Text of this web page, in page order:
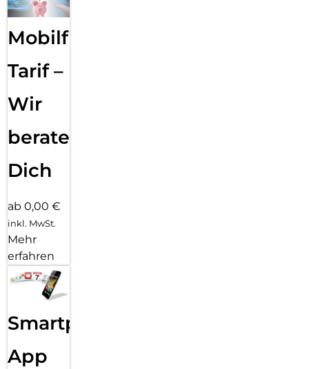
Mobilfunk
Tarif –
Wir
beraten
Dich
ab 0,00 €
inkl. MwSt.
Mehr
erfahren
Smartphone
App